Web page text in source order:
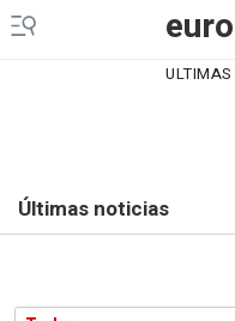
Últimas noticias